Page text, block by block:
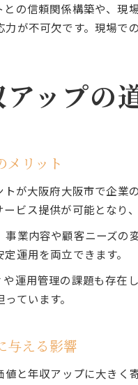
の信頼関係構築や、
が不可欠です。現場で
ップの
メリット
が大阪府大阪市で企
ビス提供が可能となり
業内容や顧客ニーズ
運用を両立できます。
運用管理の課題も存
ています。
与える影響
と年収アップに大き